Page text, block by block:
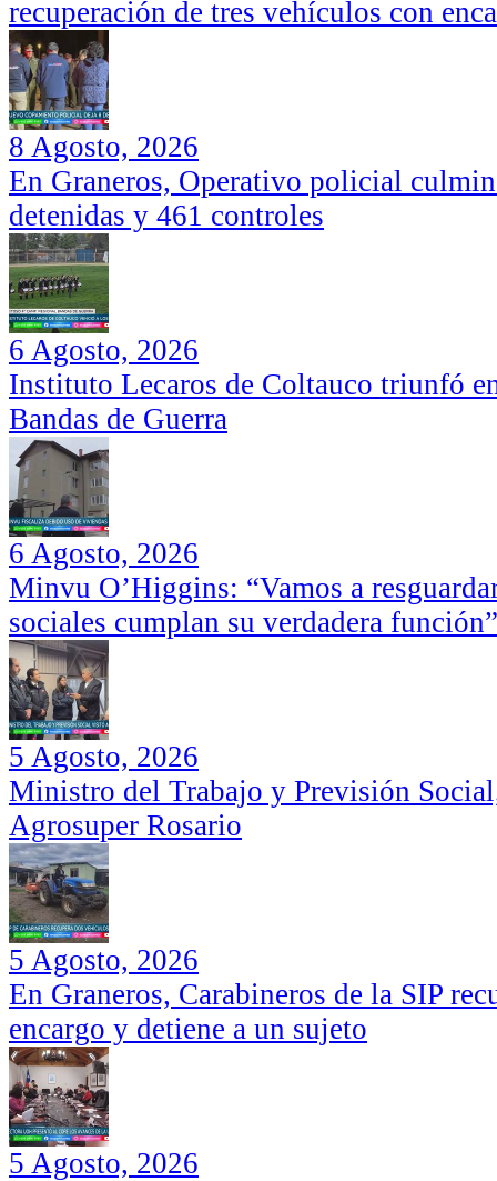
recuperación de tres vehículos con
8 Agosto, 2026
En Graneros, Operativo policial
detenidas y 461 controles
6 Agosto, 2026
Instituto Lecaros de Coltauco triunfó
Bandas de Guerra
6 Agosto, 2026
Minvu O’Higgins: “Vamos a
sociales cumplan su verdadera función”
5 Agosto, 2026
Ministro del Trabajo y Previsión
Agrosuper Rosario
5 Agosto, 2026
En Graneros, Carabineros de la SIP
encargo y detiene a un sujeto
5 Agosto, 2026